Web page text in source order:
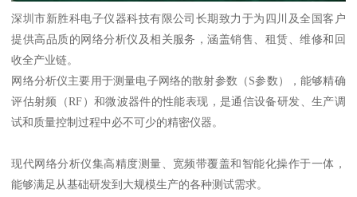
深圳市新胜科电子仪器科技有限公司长期致力于为四川及全国客户
提供高品质的网络分析仪及相关服务，涵盖销售、租赁、维修和回
收全产业链。
网络分析仪主要用于测量电子网络的散射参数（S参数），能够精确
评估射频（RF）和微波器件的性能表现，是通信设备研发、生产调
试和质量控制过程中必不可少的精密仪器。
现代网络分析仪集高精度测量、宽频带覆盖和智能化操作于一体，
能够满足从基础研发到大规模生产的各种测试需求。